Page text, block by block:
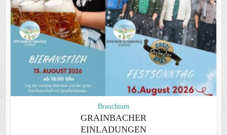
Brauchtum
GRAINBACHER
EINLADUNGEN